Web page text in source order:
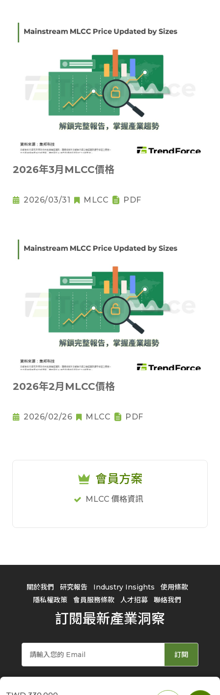
2026年3月MLCC價格
2026/03/31 MLCC PDF
2026年2月MLCC價格
2026/02/26 MLCC PDF
會員方案
MLCC 價格資訊
關於我們 研究報告 Industry Insights
使用條款
隱私權政策
會員服務條款 人才招募 聯絡我們
訂閱最新產業洞察
訂閱